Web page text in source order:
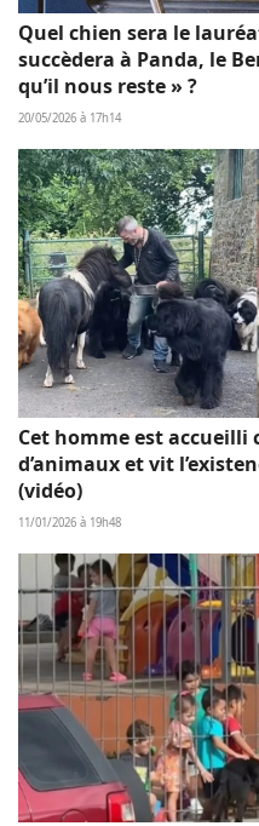
Quel chien sera le
succèdera à Panda, le
qu’il nous reste » ?
20/05/2026 à 17h14
Cet homme est
d’animaux et vit
(vidéo)
11/01/2026 à 19h48